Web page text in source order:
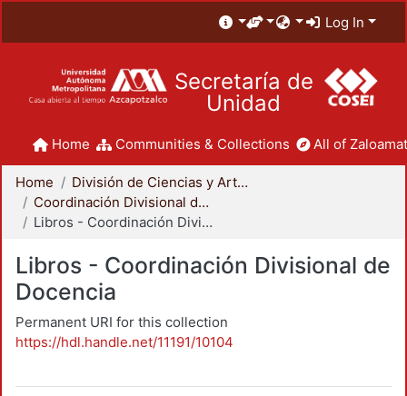
Log In
Secretaría de
Unidad
Home Communities & Collections All of
Home
División de Ciencias y Artes para el Diseño
Coordinación Divisional de Docencia
Libros - Coordinación Divisional de Docencia
Libros - Coordinación Divisional de
Docencia
Permanent URI for this collection
https://hdl.handle.net/11191/10104